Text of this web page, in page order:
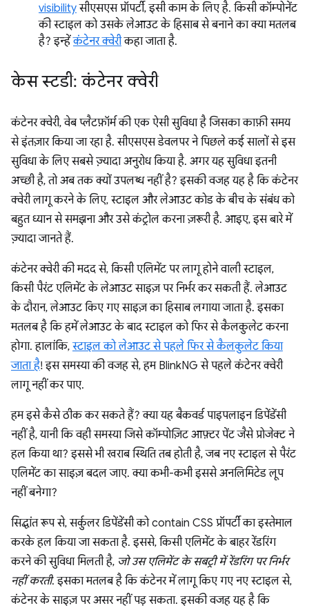
visibilityसीएसएस प्रॉपर्टी, इसी काम के लिए है. किसी कॉम्पोनेंट
की स्टाइल को उसके लेआउट के हिसाब से बनाने का क्या मतलब
है? इन्हेंकंटेनर क्वेरीकहा जाता है.
केस स्टडी: कंटेनर क्वेरी
कंटेनर क्वेरी, वेब प्लैटफ़ॉर्म की एक ऐसी सुविधा है जिसका काफ़ी समय
से इंतज़ार किया जा रहा है. सीएसएस डेवलपर ने पिछले कई सालों से इस
सुविधा के लिए सबसे ज़्यादा अनुरोध किया है. अगर यह सुविधा इतनी
अच्छी है, तो अब तक क्यों उपलब्ध नहीं है? इसकी वजह यह है कि कंटेनर
क्वेरी लागू करने के लिए, स्टाइल और लेआउट कोड के बीच के संबंध को
बहुत ध्यान से समझना और उसे कंट्रोल करना ज़रूरी है. आइए, इस बारे में
ज़्यादा जानते हैं.
कंटेनर क्वेरी की मदद से, किसी एलिमेंट पर लागू होने वाली स्टाइल,
किसी पैरंट एलिमेंट के लेआउट साइज़ पर निर्भर कर सकती हैं. लेआउट
के दौरान, लेआउट किए गए साइज़ का हिसाब लगाया जाता है. इसका
मतलब है कि हमें लेआउट के बाद स्टाइल को फिर से कैलकुलेट करना
होगा. हालांकि, स्टाइल को लेआउट से पहले फिर से कैलकुलेट किया
जाता है! इस समस्या की वजह से, हम BlinkNG से पहले कंटेनर क्वेरी
लागू नहीं कर पाए.
हम इसे कैसे ठीक कर सकते हैं? क्या यह बैकवर्ड पाइपलाइन डिपेंडेंसी
नहीं है, यानी कि वही समस्या जिसे कॉम्पोज़िट आफ़्टर पेंट जैसे प्रोजेक्ट ने
हल किया था? इससे भी खराब स्थिति तब होती है, जब नए स्टाइल से पैरंट
एलिमेंट का साइज़ बदल जाए. क्या कभी-कभी इससे अनलिमिटेड लूप
नहीं बनेगा?
सिद्धांत रूप से, सर्कुलर डिपेंडेंसी को contain CSS प्रॉपर्टी का इस्तेमाल
करके हल किया जा सकता है. इससे, किसी एलिमेंट के बाहर रेंडरिंग
करने की सुविधा मिलती है, जो उस एलिमेंट के सबट्री में रेंडरिंग पर निर्भर
नहीं करती. इसका मतलब है कि कंटेनर में लागू किए गए नए स्टाइल से,
कंटेनर के साइज़ पर असर नहीं पड़ सकता. इसकी वजह यह है कि